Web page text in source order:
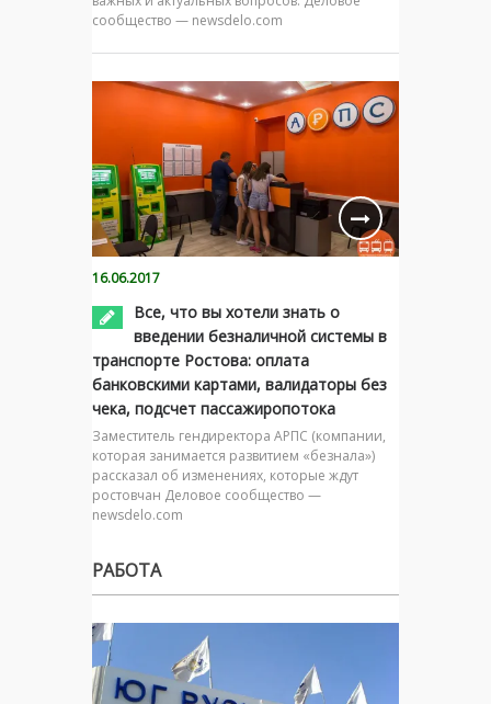
сообщество — newsdelo.com
16.06.2017
Все, что вы хотели знать о
введении безналичной системы в
транспорте Ростова: оплата
банковскими картами, валидаторы без
чека, подсчет пассажиропотока
Заместитель гендиректора АРПС (компании,
которая занимается развитием «безнала»)
рассказал об изменениях, которые ждут
ростовчан Деловое сообщество —
newsdelo.com
РАБОТА